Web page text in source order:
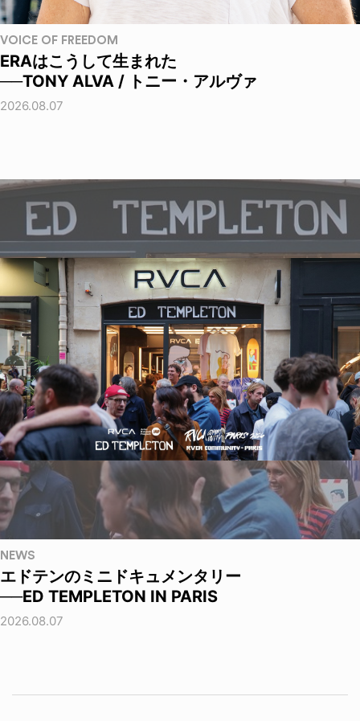
VOICE OF FREEDOM
ERAはこうして生まれた
──TONY ALVA / トニー・アルヴァ
2026.08.07
NEWS
エドテンのミニドキュメンタリー
──ED TEMPLETON IN PARIS
2026.08.07